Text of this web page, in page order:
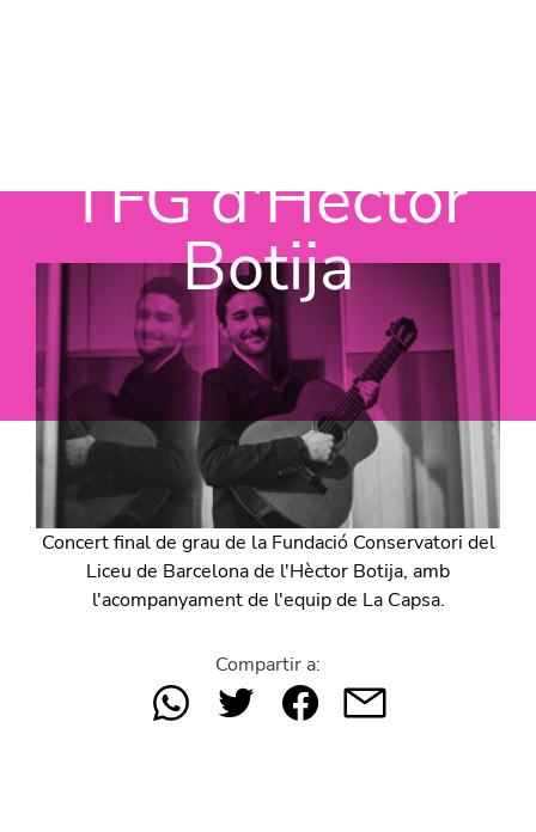
TFG d'Hèctor
Botija
Concert final de grau de la Fundació Conservatori del
Liceu de Barcelona de l'Hèctor Botija, amb
l'acompanyament de l'equip de La Capsa.
Compartir a: